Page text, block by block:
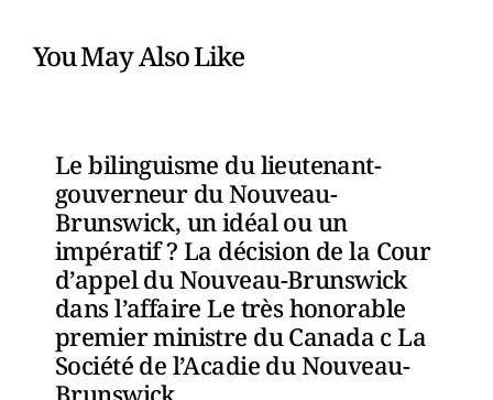
You May Also Like
Le bilinguisme du lieutenant-
gouverneur du Nouveau-
Brunswick, un idéal ou un
impératif ? La décision de la Cour
d’appel du Nouveau-Brunswick
dans l’affaire Le très honorable
premier ministre du Canada c La
Société de l’Acadie du Nouveau-
Brunswick